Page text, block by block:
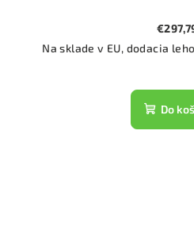
Na sklade v EU, dodacia
Do